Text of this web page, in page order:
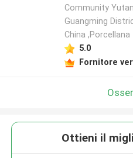
Community
Guangming
China ,Porcellana
5.0
Fornitore
Ottieni il